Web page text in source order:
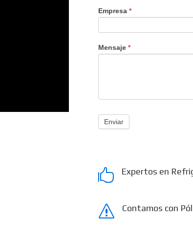
Empresa *
Mensaje *
Enviar
 Expertos en
s Contamos con